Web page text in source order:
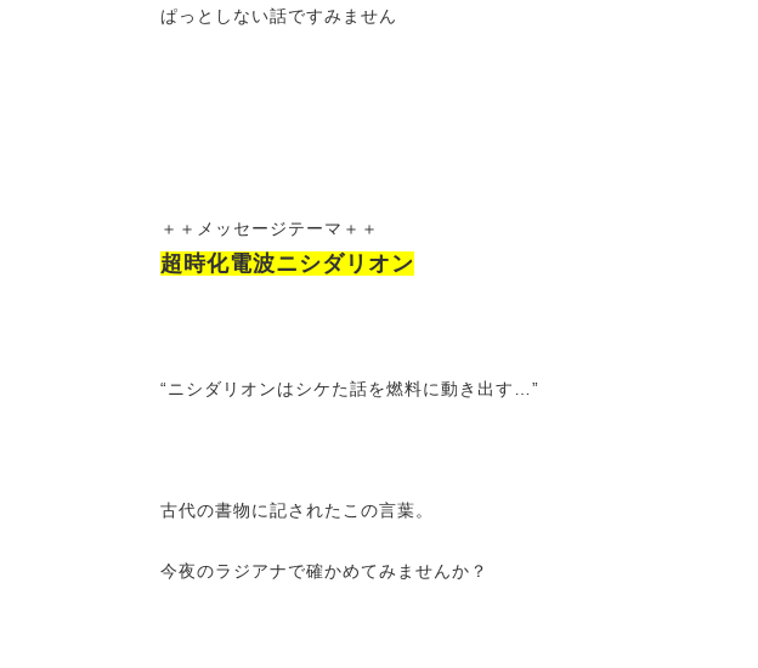
ぱっとしない話ですみません
＋＋メッセージテーマ＋＋
超時化電波ニシダリオン
“ニシダリオンはシケた話を燃料に動き出す…”
古代の書物に記されたこの言葉。
今夜のラジアナで確かめてみませんか？